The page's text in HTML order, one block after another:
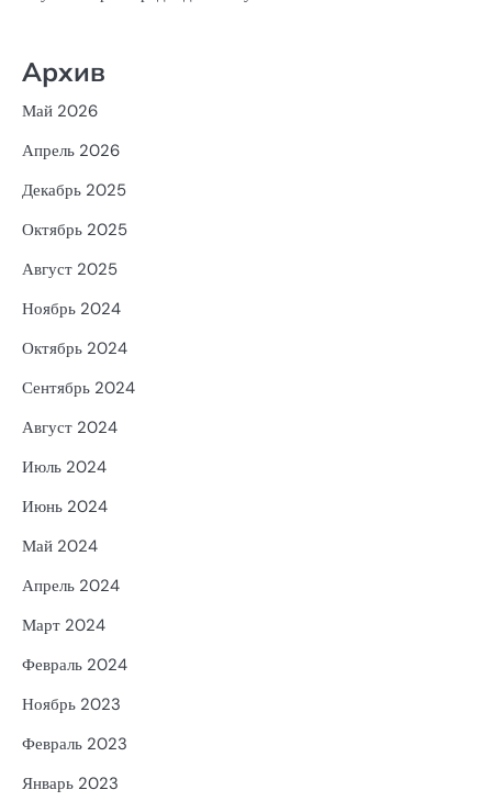
Архив
Май 2026
Апрель 2026
Декабрь 2025
Октябрь 2025
Август 2025
Ноябрь 2024
Октябрь 2024
Сентябрь 2024
Август 2024
Июль 2024
Июнь 2024
Май 2024
Апрель 2024
Март 2024
Февраль 2024
Ноябрь 2023
Февраль 2023
Январь 2023